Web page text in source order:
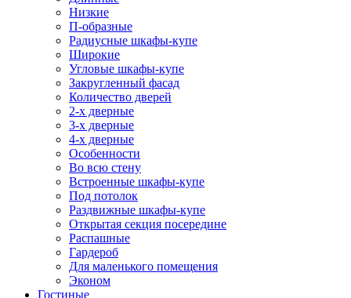
Низкие
П-образные
Радиусные шкафы-купе
Широкие
Угловые шкафы-купе
Закругленный фасад
Количество дверей
2-х дверные
3-х дверные
4-х дверные
Особенности
Во всю стену
Встроенные шкафы-купе
Под потолок
Раздвижные шкафы-купе
Открытая секция посередине
Распашные
Гардероб
Для маленького помещения
Эконом
Гостиные